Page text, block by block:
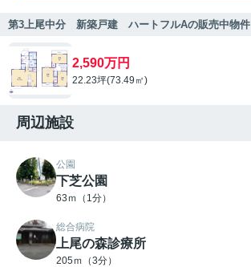
第3上尾中分 新築戸建 ハートフルAの販売中物件
2,590万円
22.23坪(73.49㎡)
周辺施設
公園
下芝公園
63ｍ（1分）
総合病院
上尾の森診療所
205ｍ（3分）